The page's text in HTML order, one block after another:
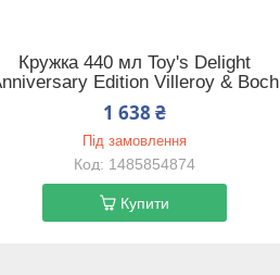
Кружка 440 мл Toy's Delight
Edition Villeroy & Boch
1 638 ₴
Під замовлення
1485854874
Купити